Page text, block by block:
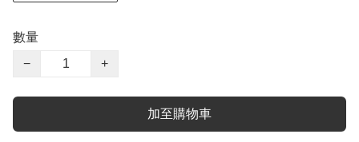
數量
−
+
加至購物車